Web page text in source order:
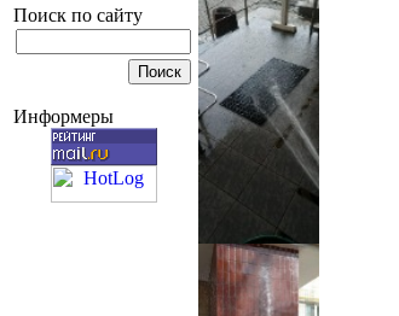
Поиск по сайту
Информеры